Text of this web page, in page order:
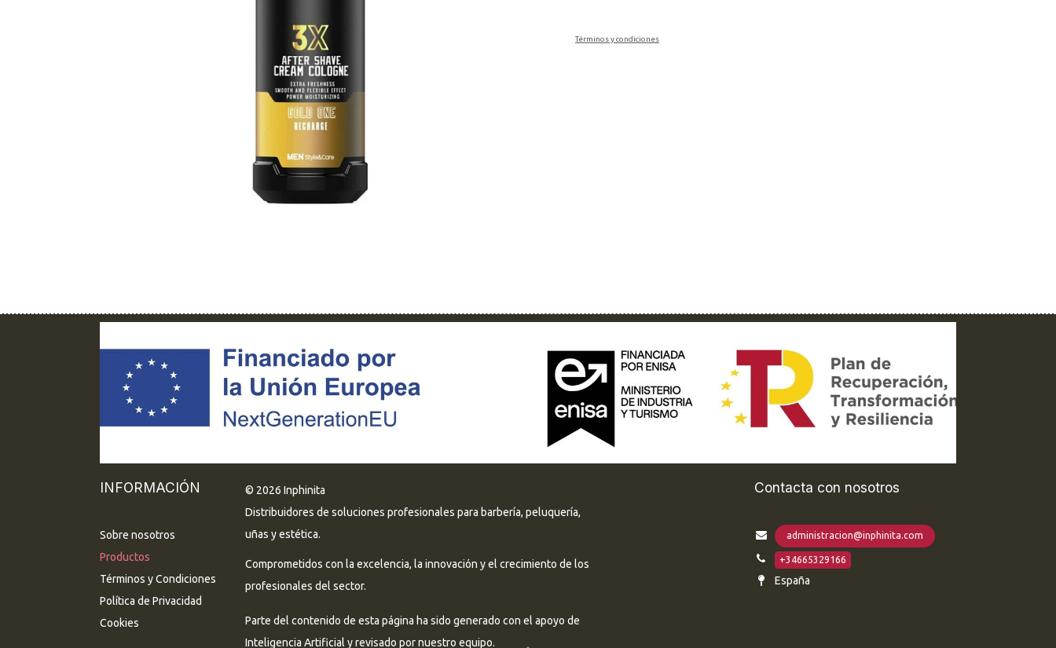
Términos y condiciones
© 2026 Inphinita
Distribuidores de soluciones profesionales para barbería, peluquería,
uñas y estética.
Comprometidos con la excelencia, la innovación y el crecimiento de los
profesionales del sector.
Parte del contenido de esta página ha sido generado con el apoyo de
Inteligencia Artificial y revisado por nuestro equipo.
INFORMACIÓN
Sobre nosotros
Productos
Términos y Condiciones
Política de Privacidad
Cookies
Contacta con nosotros
administracion@inphinita.com
+34665329166
España